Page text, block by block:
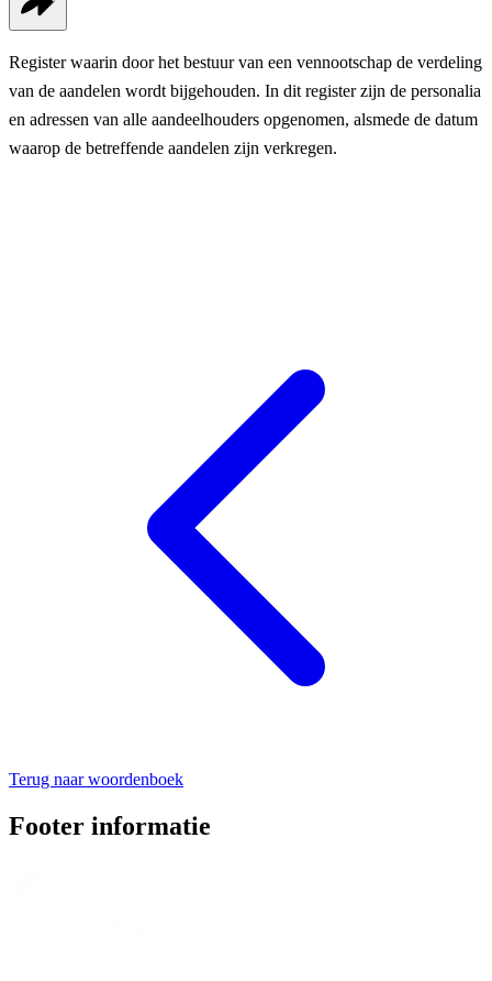
Register waarin door het bestuur van een vennootschap de verdeling
van de aandelen wordt bijgehouden. In dit register zijn de personalia
en adressen van alle aandeelhouders opgenomen, alsmede de datum
waarop de betreffende aandelen zijn verkregen.
Terug naar woordenboek
Footer informatie